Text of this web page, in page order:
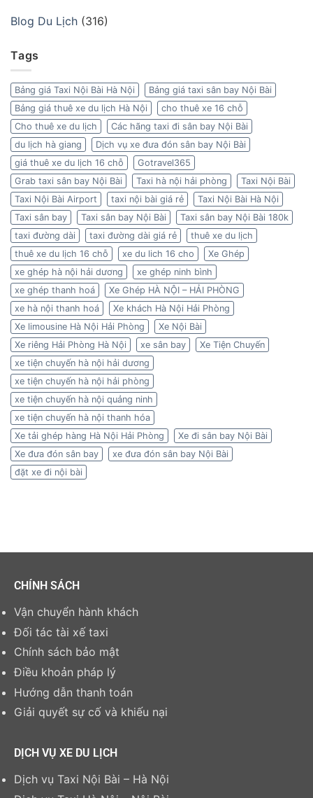
Blog Du Lịch (316)
Tags
Bảng giá Taxi Nội Bài Hà Nội
Bảng giá taxi sân bay Nội Bài
Bảng giá thuê xe du lịch Hà Nội
cho thuê xe 16 chỗ
Cho thuê xe du lịch
Các hãng taxi đi sân bay Nội Bài
du lịch hà giang
Dịch vụ xe đưa đón sân bay Nội Bài
giá thuê xe du lịch 16 chỗ
Gotravel365
Grab taxi sân bay Nội Bài
Taxi hà nội hải phòng
Taxi Nội Bài
Taxi Nội Bài Airport
taxi nội bài giá rẻ
Taxi Nội Bài Hà Nội
Taxi sân bay
Taxi sân bay Nội Bài
Taxi sân bay Nội Bài 180k
taxi đường dài
taxi đường dài giá rẻ
thuê xe du lịch
thuê xe du lịch 16 chỗ
xe du lich 16 cho
Xe Ghép
xe ghép hà nội hải dương
xe ghép ninh bình
xe ghép thanh hoá
Xe Ghép HÀ NỘI – HẢI PHÒNG
xe hà nội thanh hoá
Xe khách Hà Nội Hải Phòng
Xe limousine Hà Nội Hải Phòng
Xe Nội Bài
Xe riêng Hải Phòng Hà Nội
xe sân bay
Xe Tiện Chuyến
xe tiện chuyến hà nội hải dương
xe tiện chuyến hà nội hải phòng
xe tiện chuyến hà nội quảng ninh
xe tiện chuyến hà nội thanh hóa
Xe tải ghép hàng Hà Nội Hải Phòng
Xe đi sân bay Nội Bài
Xe đưa đón sân bay
xe đưa đón sân bay Nội Bài
đặt xe đi nội bài
CHÍNH SÁCH
Vận chuyển hành khách
Đối tác tài xế taxi
Chính sách bảo mật
Điều khoản pháp lý
Hướng dẫn thanh toán
Giải quyết sự cố và khiếu nại
DỊCH VỤ XE DU LỊCH
Dịch vụ Taxi Nội Bài – Hà Nội